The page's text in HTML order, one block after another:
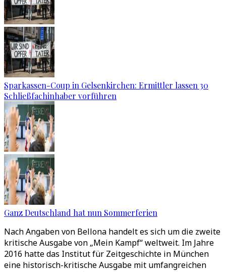
Sparkassen-Coup in Gelsenkirchen: Ermittler lassen 30
Schließfachinhaber vorführen
Ganz Deutschland hat nun Sommerferien
Nach Angaben von Bellona handelt es sich um die zweite
kritische Ausgabe von „Mein Kampf“ weltweit. Im Jahre
2016 hatte das Institut für Zeitgeschichte in München
eine historisch-kritische Ausgabe mit umfangreichen